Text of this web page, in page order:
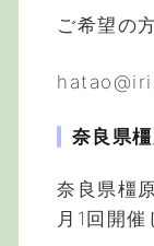
ご希望の
奈良県
奈良県橿
月1回開催